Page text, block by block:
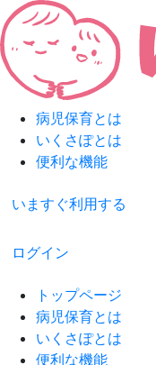
病児保育とは
いくさぽとは
便利な機能
いますぐ利用する
ログイン
トップページ
病児保育とは
いくさぽとは
便利な機能